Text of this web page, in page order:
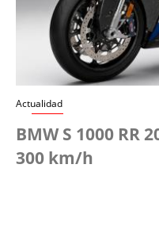
Actualidad
BMW S 1000 RR
300 km/h